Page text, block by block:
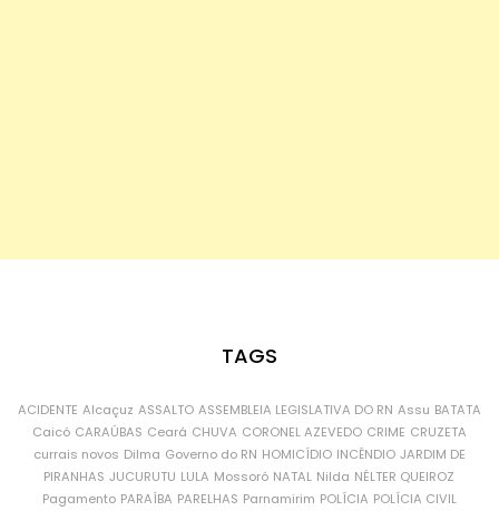
TAGS
ACIDENTE Alcaçuz ASSALTO ASSEMBLEIA LEGISLATIVA DO RN Assu BATATA
Caicó CARAÚBAS Ceará CHUVA CORONEL AZEVEDO CRIME CRUZETA
currais novos Dilma Governo do RN HOMICÍDIO INCÊNDIO JARDIM DE
PIRANHAS JUCURUTU LULA Mossoró NATAL Nilda NÉLTER QUEIROZ
Pagamento PARAÍBA PARELHAS Parnamirim POLÍCIA POLÍCIA CIVIL